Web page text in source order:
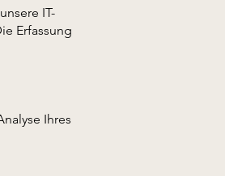
IT-
Erfassung
Ihres